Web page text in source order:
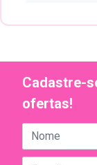
Cadastre-
ofertas!